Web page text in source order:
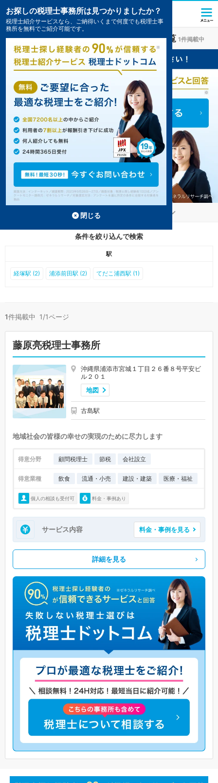
浦添の顧問税理士のおすすめ事務所の一覧 1件掲載中
浦添の顧問税理士事務所が1件見つかりました。
条件を絞り込んで検索
駅
経塚駅 (2) 浦添前田駅 (2) てだこ浦西駅 (1)
1件掲載中 1/1ページ
藤原亮税理士事務所
沖縄県浦添市宮城１丁目２６番８号平安ビ
ル２０１
地図
古島駅
地域社会の皆様の幸せの実現のために尽力します
得意分野 顧問税理士 節税 会社設立
得意業種 飲食 流通・小売 建設・建築 医療・福祉
個人の相談も受付可 料金・事例あり
サービス内容 料金・事例を見る
詳細を見る
お探しの税理士事務所は見つかりましたか？
税理士紹介サービスなら、ご納得いくまで何度でも税理士事
務所を無料でご紹介可能です。
閉じる